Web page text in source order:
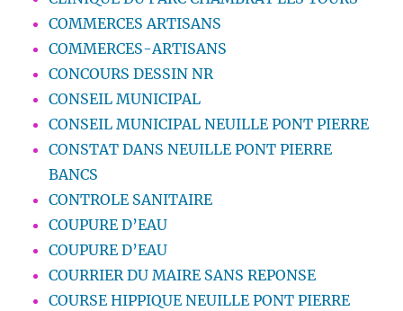
COMMERCES ARTISANS
COMMERCES-ARTISANS
CONCOURS DESSIN NR
CONSEIL MUNICIPAL
CONSEIL MUNICIPAL NEUILLE PONT PIERRE
CONSTAT DANS NEUILLE PONT PIERRE
BANCS
CONTROLE SANITAIRE
COUPURE D’EAU
COUPURE D’EAU
COURRIER DU MAIRE SANS REPONSE
COURSE HIPPIQUE NEUILLE PONT PIERRE